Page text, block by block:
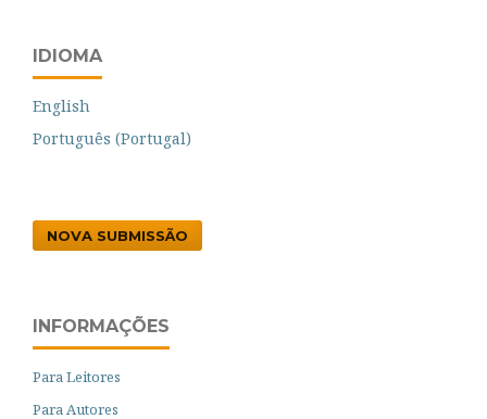
IDIOMA
English
Português (Portugal)
NOVA SUBMISSÃO
INFORMAÇÕES
Para Leitores
Para Autores